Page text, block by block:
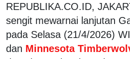
REPUBLIKA.CO.ID,
sengit mewarnai lanjutan
pada Selasa (21/4/2026)
dan Minnesota